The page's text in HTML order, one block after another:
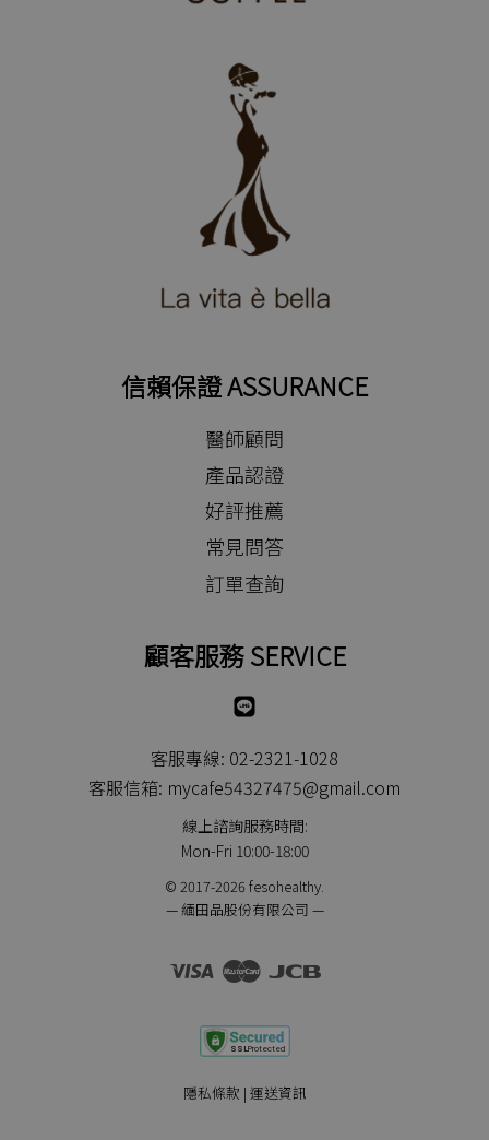
信賴保證 ASSURANCE
醫師顧問
產品認證
好評推薦
常見問答
訂單查詢
顧客服務 SERVICE
客服專線: 02-2321-1028
客服信箱: mycafe54327475@gmail.com
線上諮詢服務時間:
Mon-Fri 10:00-18:00
© 2017-2026 fesohealthy.
— 緬田品股份有限公司 —
Visa Master
隱私條款 | 運送資訊